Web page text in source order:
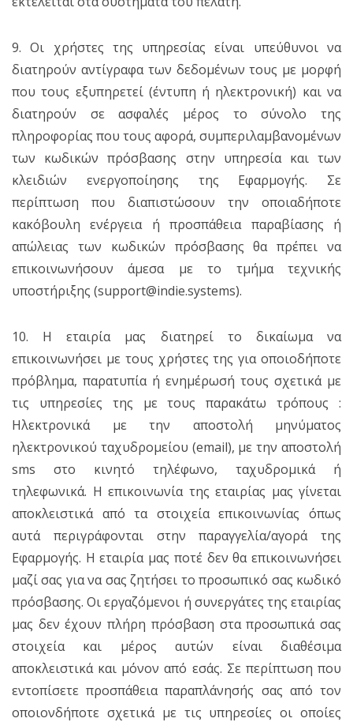
9. Οι χρήστες της υπηρεσίας είναι υπεύθυνοι να
διατηρούν αντίγραφα των δεδομένων τους με μορφή
που τους εξυπηρετεί (έντυπη ή ηλεκτρονική) και να
διατηρούν σε ασφαλές μέρος το σύνολο της
πληροφορίας που τους αφορά, συμπεριλαμβανομένων
των κωδικών πρόσβασης στην υπηρεσία και των
κλειδιών ενεργοποίησης της Εφαρμογής. Σε
περίπτωση που διαπιστώσουν την οποιαδήποτε
κακόβουλη ενέργεια ή προσπάθεια παραβίασης ή
απώλειας των κωδικών πρόσβασης θα πρέπει να
επικοινωνήσουν άμεσα με το τμήμα τεχνικής
υποστήριξης (support@indie.systems).
10. Η εταιρία μας διατηρεί το δικαίωμα να
επικοινωνήσει με τους χρήστες της για οποιοδήποτε
πρόβλημα, παρατυπία ή ενημέρωσή τους σχετικά με
τις υπηρεσίες της με τους παρακάτω τρόπους :
Ηλεκτρονικά με την αποστολή μηνύματος
ηλεκτρονικού ταχυδρομείου (email), με την αποστολή
sms στο κινητό τηλέφωνο, ταχυδρομικά ή
τηλεφωνικά. Η επικοινωνία της εταιρίας μας γίνεται
αποκλειστικά από τα στοιχεία επικοινωνίας όπως
αυτά περιγράφονται στην παραγγελία/αγορά της
Εφαρμογής. Η εταιρία μας ποτέ δεν θα επικοινωνήσει
μαζί σας για να σας ζητήσει το προσωπικό σας κωδικό
πρόσβασης. Οι εργαζόμενοι ή συνεργάτες της εταιρίας
μας δεν έχουν πλήρη πρόσβαση στα προσωπικά σας
στοιχεία και μέρος αυτών είναι διαθέσιμα
αποκλειστικά και μόνον από εσάς. Σε περίπτωση που
εντοπίσετε προσπάθεια παραπλάνησής σας από τον
οποιονδήποτε σχετικά με τις υπηρεσίες οι οποίες